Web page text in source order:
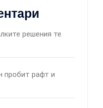
решения те
пробит рафт и